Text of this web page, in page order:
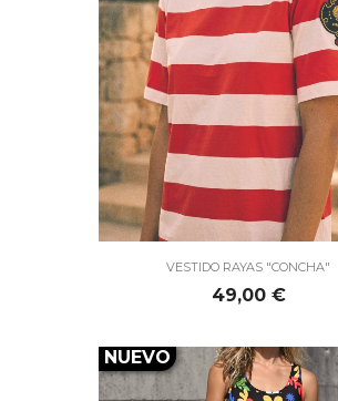
VESTIDO RAYAS "CONCHA"
Precio
49,00 €
NUEVO